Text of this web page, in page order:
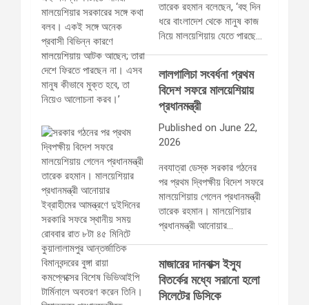
তারেক রহমান বলেছেন, ‘বহু দিন
ধরে বাংলাদেশ থেকে মানুষ কাজ
নিয়ে মালয়েশিয়ায় যেতে পারছে…
লালগালিচা সংবর্ধনা প্রথম
বিদেশ সফরে মালয়েশিয়ায়
প্রধানমন্ত্রী
Published on June 22,
2026
নবযাত্রা ডেস্ক সরকার গঠনের
পর প্রথম দ্বিপক্ষীয় বিদেশ সফরে
মালয়েশিয়ায় গেলেন প্রধানমন্ত্রী
তারেক রহমান। মালয়েশিয়ার
প্রধানমন্ত্রী আনোয়ার…
মাজারের দানবাক্স ইস্যু
বিতর্কের মধ্যে সরানো হলো
সিলেটের ডিসিকে